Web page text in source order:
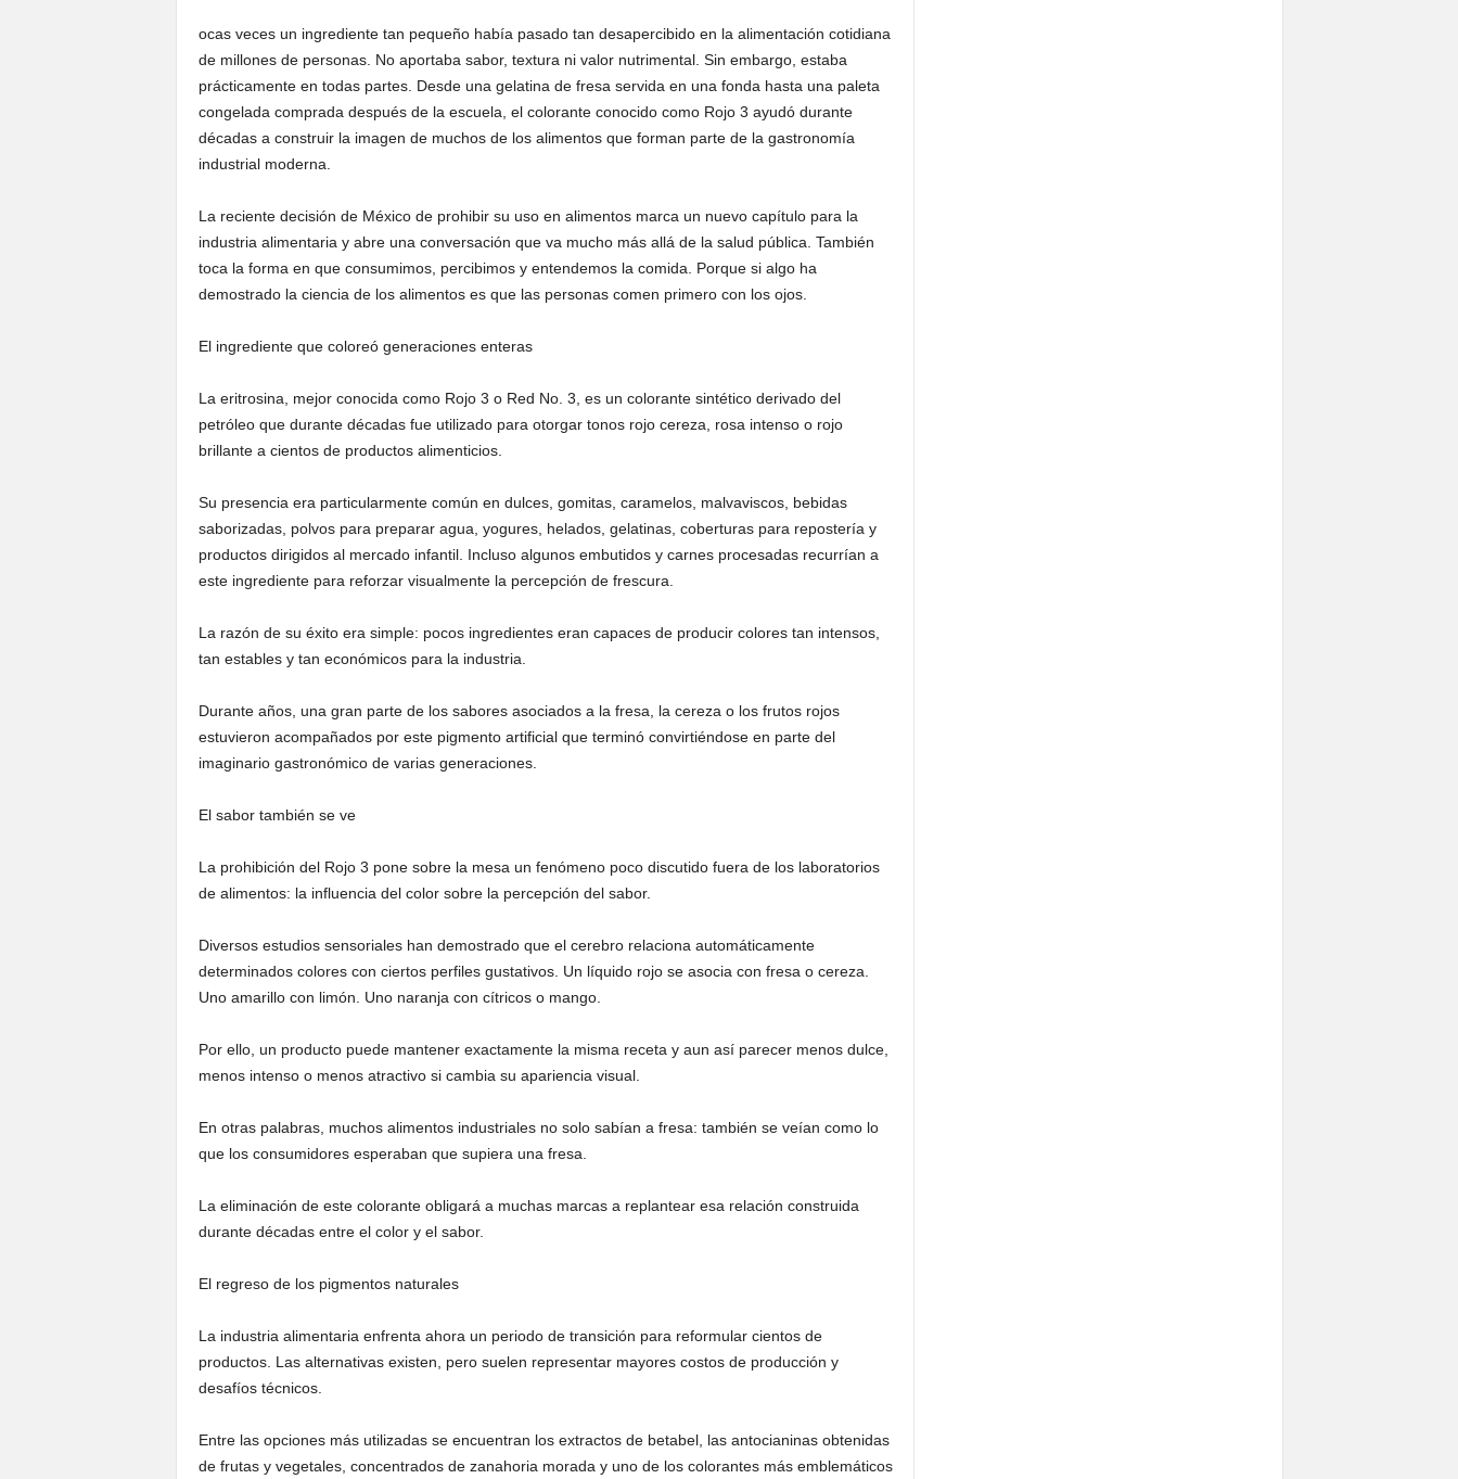
ocas veces un ingrediente tan pequeño había pasado tan desapercibido en la alimentación cotidiana
de millones de personas. No aportaba sabor, textura ni valor nutrimental. Sin embargo, estaba
prácticamente en todas partes. Desde una gelatina de fresa servida en una fonda hasta una paleta
congelada comprada después de la escuela, el colorante conocido como Rojo 3 ayudó durante
décadas a construir la imagen de muchos de los alimentos que forman parte de la gastronomía
industrial moderna.
La reciente decisión de México de prohibir su uso en alimentos marca un nuevo capítulo para la
industria alimentaria y abre una conversación que va mucho más allá de la salud pública. También
toca la forma en que consumimos, percibimos y entendemos la comida. Porque si algo ha
demostrado la ciencia de los alimentos es que las personas comen primero con los ojos.
El ingrediente que coloreó generaciones enteras
La eritrosina, mejor conocida como Rojo 3 o Red No. 3, es un colorante sintético derivado del
petróleo que durante décadas fue utilizado para otorgar tonos rojo cereza, rosa intenso o rojo
brillante a cientos de productos alimenticios.
Su presencia era particularmente común en dulces, gomitas, caramelos, malvaviscos, bebidas
saborizadas, polvos para preparar agua, yogures, helados, gelatinas, coberturas para repostería y
productos dirigidos al mercado infantil. Incluso algunos embutidos y carnes procesadas recurrían a
este ingrediente para reforzar visualmente la percepción de frescura.
La razón de su éxito era simple: pocos ingredientes eran capaces de producir colores tan intensos,
tan estables y tan económicos para la industria.
Durante años, una gran parte de los sabores asociados a la fresa, la cereza o los frutos rojos
estuvieron acompañados por este pigmento artificial que terminó convirtiéndose en parte del
imaginario gastronómico de varias generaciones.
El sabor también se ve
La prohibición del Rojo 3 pone sobre la mesa un fenómeno poco discutido fuera de los laboratorios
de alimentos: la influencia del color sobre la percepción del sabor.
Diversos estudios sensoriales han demostrado que el cerebro relaciona automáticamente
determinados colores con ciertos perfiles gustativos. Un líquido rojo se asocia con fresa o cereza.
Uno amarillo con limón. Uno naranja con cítricos o mango.
Por ello, un producto puede mantener exactamente la misma receta y aun así parecer menos dulce,
menos intenso o menos atractivo si cambia su apariencia visual.
En otras palabras, muchos alimentos industriales no solo sabían a fresa: también se veían como lo
que los consumidores esperaban que supiera una fresa.
La eliminación de este colorante obligará a muchas marcas a replantear esa relación construida
durante décadas entre el color y el sabor.
El regreso de los pigmentos naturales
La industria alimentaria enfrenta ahora un periodo de transición para reformular cientos de
productos. Las alternativas existen, pero suelen representar mayores costos de producción y
desafíos técnicos.
Entre las opciones más utilizadas se encuentran los extractos de betabel, las antocianinas obtenidas
de frutas y vegetales, concentrados de zanahoria morada y uno de los colorantes más emblemáticos